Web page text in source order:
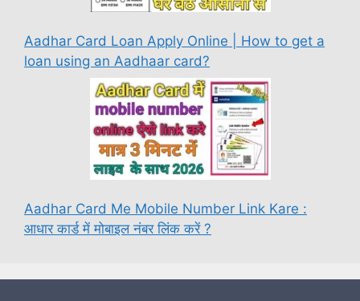
Aadhar Card Loan Apply Online | How to get a
loan using an Aadhaar card?
Aadhar Card Me Mobile Number Link Kare :
आधार कार्ड में मोबाइल नंबर लिंक करें ?